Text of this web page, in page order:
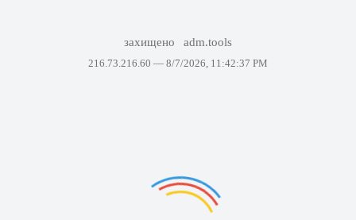
захищено adm.tools
216.73.216.60 — 8/7/2026, 11:42:37 PM